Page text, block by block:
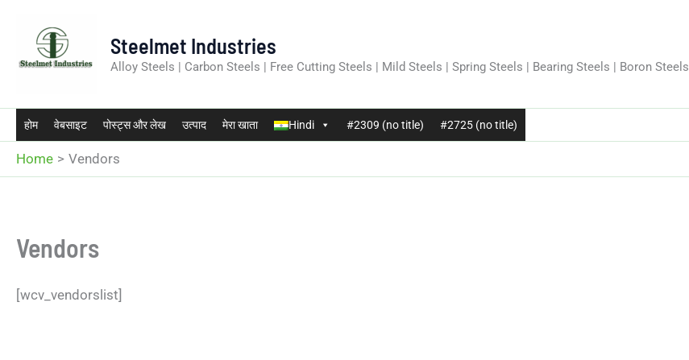
content
Steelmet Industries
Alloy Steels | Carbon Steels | Free Cutting Steels | Mild Steels | Spring Steels | Bearing Steels | Boron Steels
होम वेबसाइट पोस्ट्स और लेख उत्पाद मेरा खाता Hindi #2309 (no title) #2725 (no title)
Home Vendors
Vendors
[wcv_vendorslist]